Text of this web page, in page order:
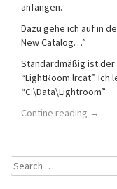
anfangen.
Dazu gehe ich auf in
New Catalog…”
Standardmäßig ist
“LightRoom.lrcat”.
“C:\Data\Lightroom”
Contine reading →
Search
for: